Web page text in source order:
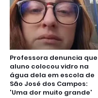
Professora denuncia que
aluno colocou vidro na
água dela em escola de
São José dos Campos:
'Uma dor muito grande'